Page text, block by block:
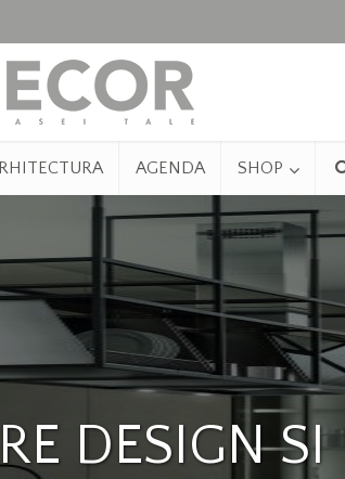
AGENDA SHOP
DESIGN SI